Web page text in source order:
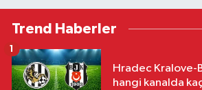
Trend Haberler
Hradec Kralove-
hangi kanalda
1